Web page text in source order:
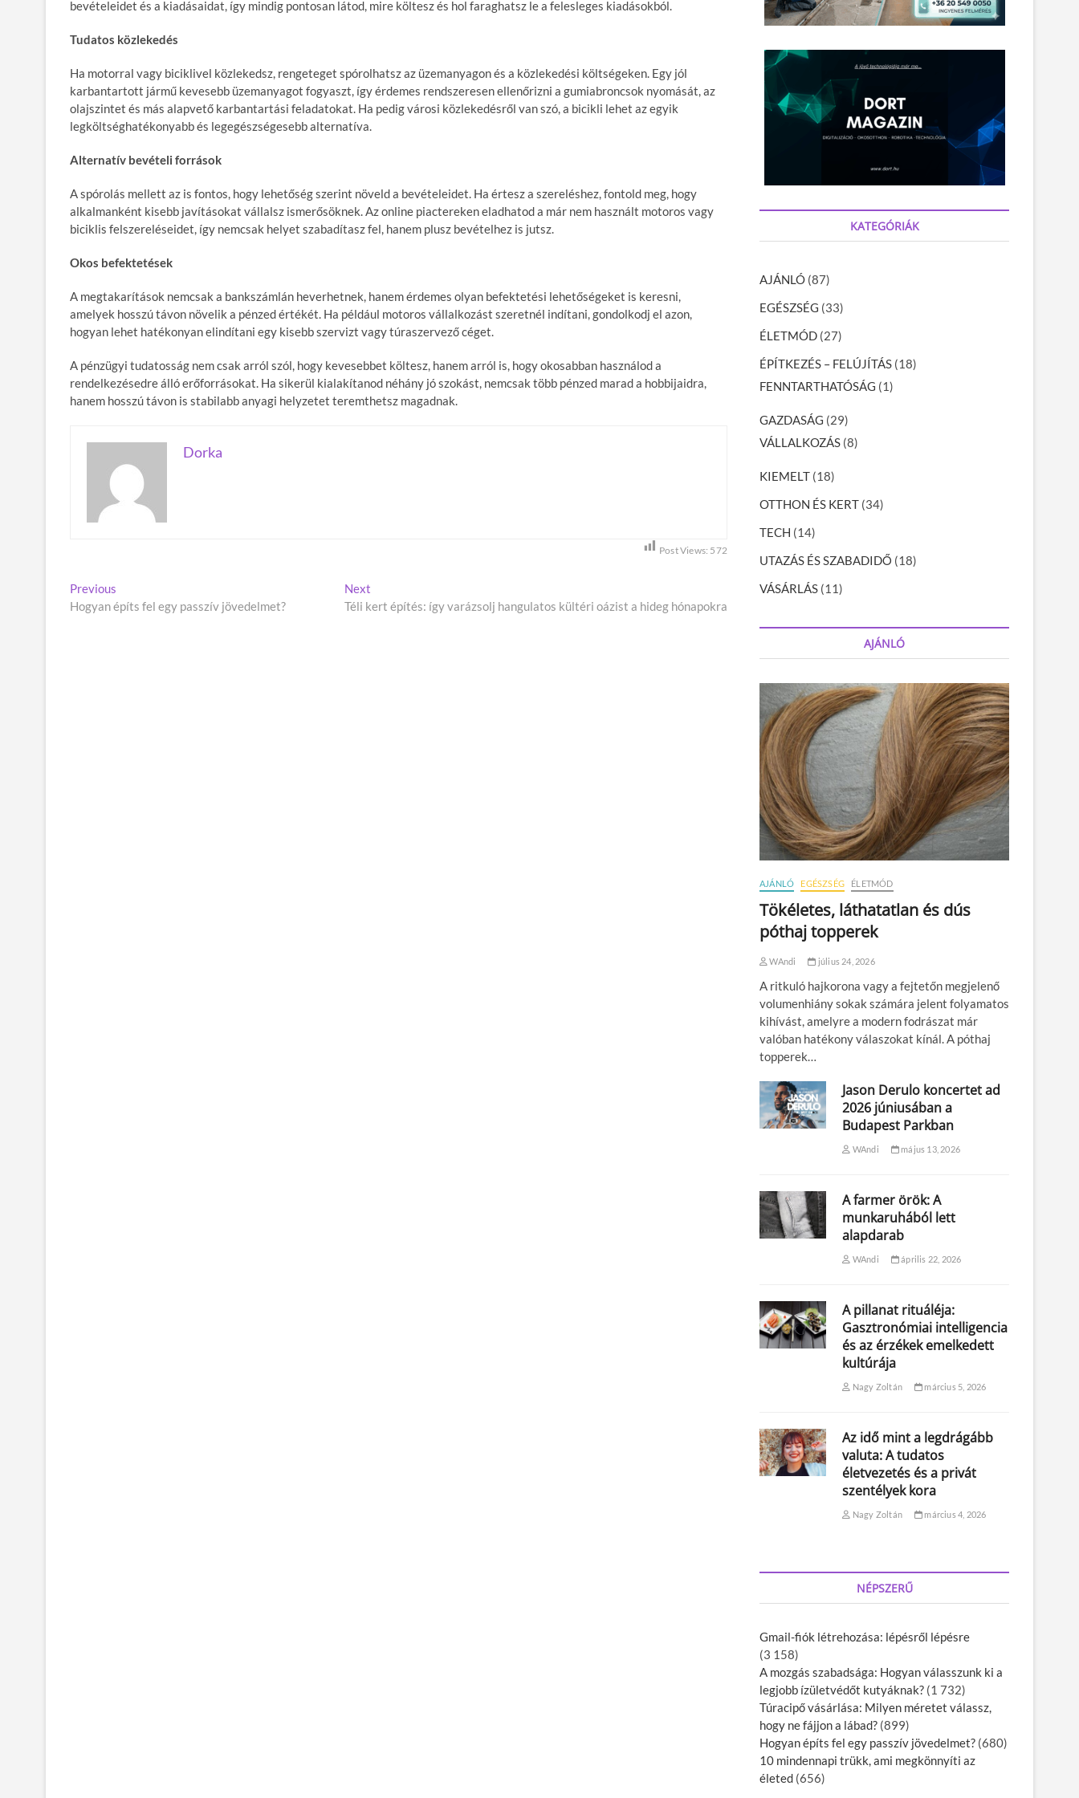
bevételeidet és a kiadásaidat, így mindig pontosan látod, mire költesz és hol faraghatsz le a felesleges kiadásokból.
Tudatos közlekedés
Ha motorral vagy biciklivel közlekedsz, rengeteget spórolhatsz az üzemanyagon és a közlekedési költségeken. Egy jól
karbantartott jármű kevesebb üzemanyagot fogyaszt, így érdemes rendszeresen ellenőrizni a gumiabroncsok nyomását, az
olajszintet és más alapvető karbantartási feladatokat. Ha pedig városi közlekedésről van szó, a bicikli lehet az egyik
legköltséghatékonyabb és legegészségesebb alternatíva.
Alternatív bevételi források
A spórolás mellett az is fontos, hogy lehetőség szerint növeld a bevételeidet. Ha értesz a szereléshez, fontold meg, hogy
alkalmanként kisebb javításokat vállalsz ismerősöknek. Az online piactereken eladhatod a már nem használt motoros vagy
biciklis felszereléseidet, így nemcsak helyet szabadítasz fel, hanem plusz bevételhez is jutsz.
Okos befektetések
A megtakarítások nemcsak a bankszámlán heverhetnek, hanem érdemes olyan befektetési lehetőségeket is keresni,
amelyek hosszú távon növelik a pénzed értékét. Ha például motoros vállalkozást szeretnél indítani, gondolkodj el azon,
hogyan lehet hatékonyan elindítani egy kisebb szervizt vagy túraszervező céget.
A pénzügyi tudatosság nem csak arról szól, hogy kevesebbet költesz, hanem arról is, hogy okosabban használod a
rendelkezésedre álló erőforrásokat. Ha sikerül kialakítanod néhány jó szokást, nemcsak több pénzed marad a hobbijaidra,
hanem hosszú távon is stabilabb anyagi helyzetet teremthetsz magadnak.
Dorka
Post Views: 572
B
e
Previous
r
Hogyan építs fel egy passzív jövedelmet?
Next
e
Téli kert építés: így varázsolj hangulatos kültéri oázist a hideg hónapokra
KATEGÓRIÁK
AJÁNLÓ (87)
EGÉSZSÉG (33)
ÉLETMÓD (27)
ÉPÍTKEZÉS – FELÚJÍTÁS (18)
FENNTARTHATÓSÁG (1)
GAZDASÁG (29)
VÁLLALKOZÁS (8)
KIEMELT (18)
OTTHON ÉS KERT (34)
TECH (14)
UTAZÁS ÉS SZABADIDŐ (18)
VÁSÁRLÁS (11)
AJÁNLÓ
AJÁNLÓ EGÉSZSÉG ÉLETMÓD
Tökéletes, láthatatlan és dús
póthaj topperek
WAndi július 24, 2026
A ritkuló hajkorona vagy a fejtetőn megjelenő
volumenhiány sokak számára jelent folyamatos
kihívást, amelyre a modern fodrászat már
valóban hatékony válaszokat kínál. A póthaj
topperek…
Jason Derulo koncertet ad
2026 júniusában a
Budapest Parkban
WAndi május 13, 2026
A farmer örök: A
munkaruhából lett
alapdarab
WAndi április 22, 2026
A pillanat rituáléja:
Gasztronómiai intelligencia
és az érzékek emelkedett
kultúrája
Nagy Zoltán március 5, 2026
Az idő mint a legdrágább
valuta: A tudatos
életvezetés és a privát
szentélyek kora
Nagy Zoltán március 4, 2026
NÉPSZERŰ
Gmail-fiók létrehozása: lépésről lépésre
(3 158)
A mozgás szabadsága: Hogyan válasszunk ki a
legjobb ízületvédőt kutyáknak? (1 732)
Túracipő vásárlása: Milyen méretet válassz,
hogy ne fájjon a lábad? (899)
Hogyan építs fel egy passzív jövedelmet? (680)
10 mindennapi trükk, ami megkönnyíti az
életed (656)